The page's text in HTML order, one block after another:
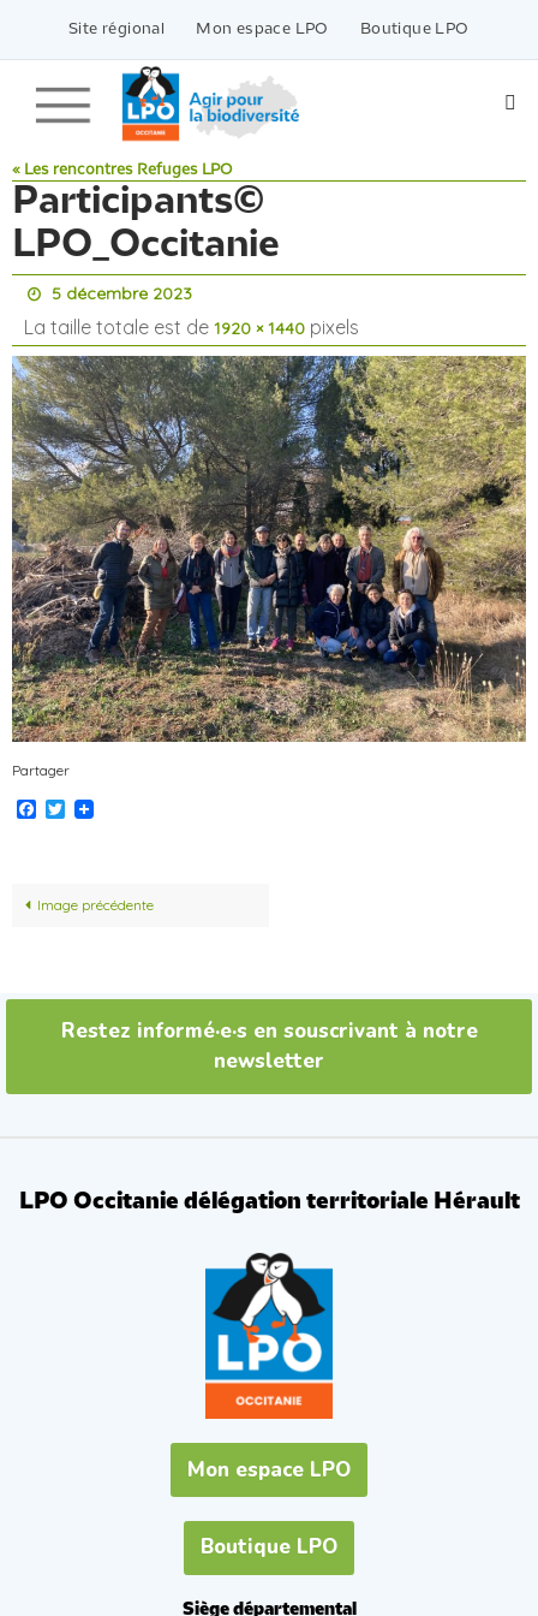
contenu
Site régional Mon espace LPO Boutique LPO
« Les rencontres Refuges LPO
Participants©
LPO_Occitanie
5 décembre 2023
La taille totale est de 1920 × 1440 pixels
Partager
Facebook
Twitter
Image précédente
Restez informé·e·s en souscrivant à notre
newsletter
LPO Occitanie délégation territoriale Hérault
Mon espace LPO
Boutique LPO
Siège départemental